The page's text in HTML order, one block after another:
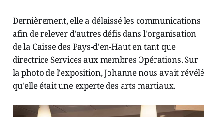
Dernièrement, elle a délaissé les communications
afin de relever d'autres défis dans l'organisation
de la Caisse des Pays-d'en-Haut en tant que
directrice Services aux membres Opérations. Sur
la photo de l'exposition, Johanne nous avait révélé
qu'elle était une experte des arts martiaux.